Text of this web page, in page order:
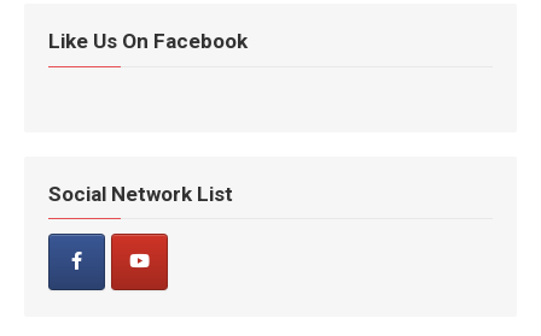
Like Us On Facebook
Social Network List